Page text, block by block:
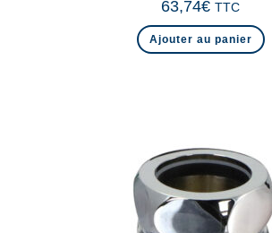
63,74€ TTC
Ajouter au panier